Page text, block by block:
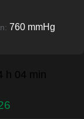
760 mmHg
h 04 min